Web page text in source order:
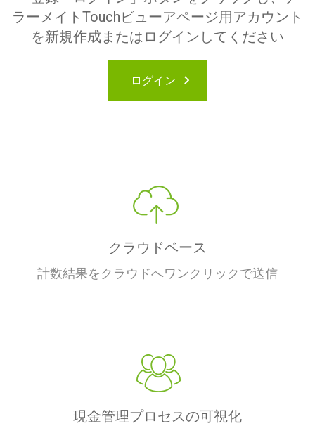
ラーメイトTouchビューアページ用アカウント
を新規作成またはログインしてください
ログイン
クラウドベース
計数結果をクラウドへワンクリックで送信
現金管理プロセスの可視化